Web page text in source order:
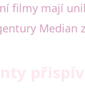
filmy mají
Median